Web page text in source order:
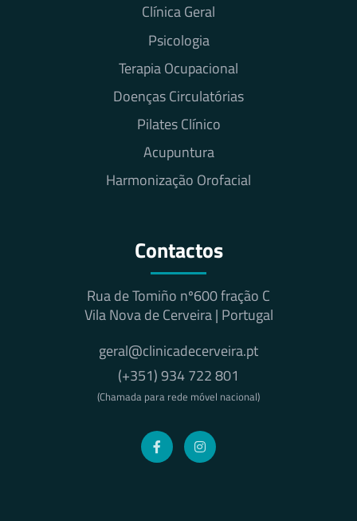
Clínica Geral
Psicologia
Terapia Ocupacional
Doenças Circulatórias
Pilates Clínico
Acupuntura
Harmonização Orofacial
Contactos
Rua de Tomiño nº600 fração C
Vila Nova de Cerveira | Portugal
geral@clinicadecerveira.pt
(+351) 934 722 801
(Chamada para rede móvel nacional)